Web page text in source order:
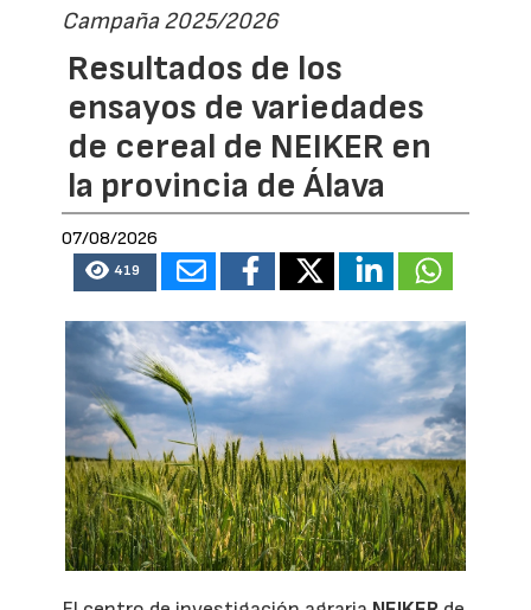
Campaña 2025/2026
Resultados de los
ensayos de variedades
de cereal de NEIKER en
la provincia de Álava
07/08/2026
419